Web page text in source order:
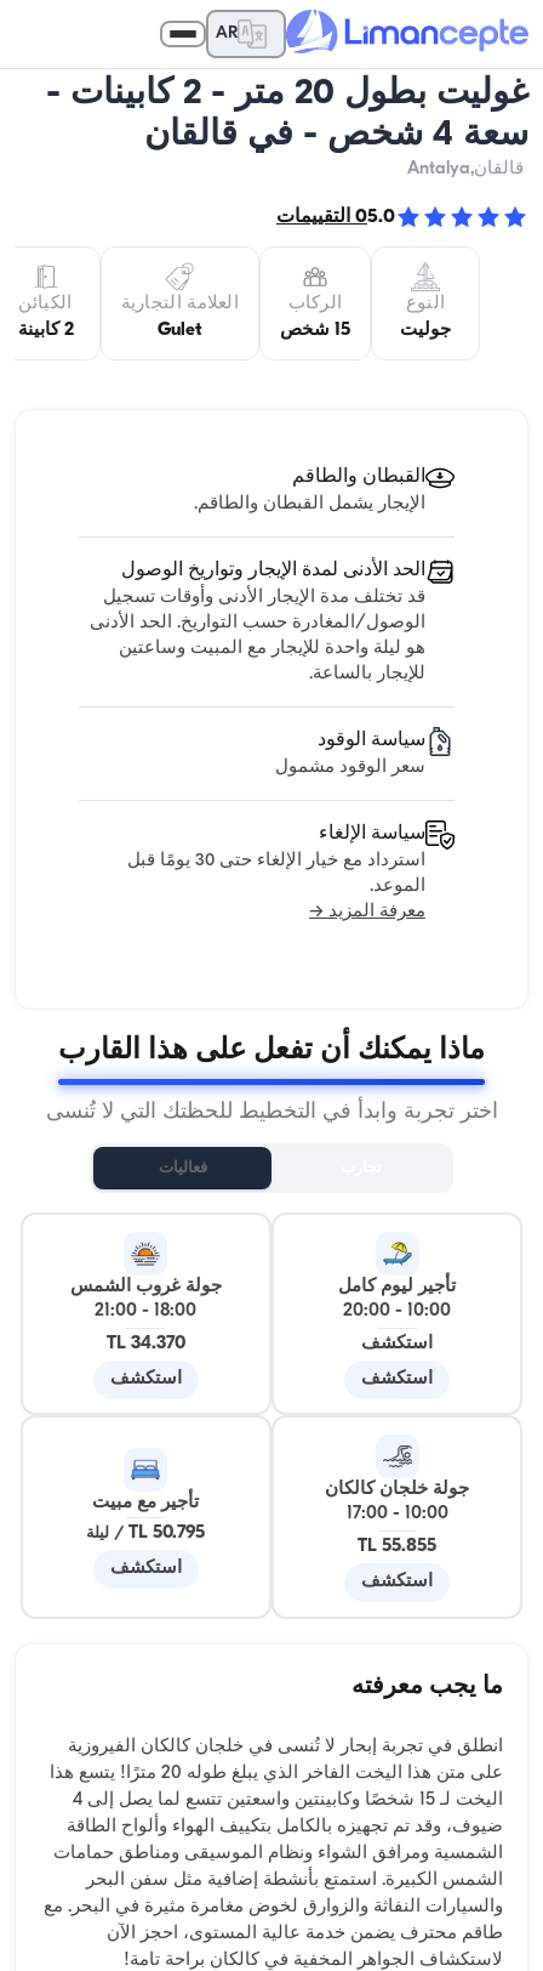
AR
غوليت بطول 20 متر - 2 كابينات -
سعة 4 شخص - في قالقان
قالقان,Antalya
5.0
0 التقييمات
النوع
جوليت
الركاب
15 شخص
العلامة التجارية
Gulet
الكبائن
2 كابينة
القبطان والطاقم
الإيجار يشمل القبطان والطاقم.
الحد الأدنى لمدة الإيجار وتواريخ الوصول
قد تختلف مدة الإيجار الأدنى وأوقات تسجيل
الوصول/المغادرة حسب التواريخ. الحد الأدنى
هو ليلة واحدة للإيجار مع المبيت وساعتين
للإيجار بالساعة.
سياسة الوقود
سعر الوقود مشمول
سياسة الإلغاء
استرداد مع خيار الإلغاء حتى 30 يومًا قبل
الموعد.
معرفة المزيد →
ماذا يمكنك أن تفعل على هذا القارب
اختر تجربة وابدأ في التخطيط للحظتك التي لا تُنسى
فعاليات
تأجير ليوم كامل
10:00
-
20:00
استكشف
استكشف
جولة غروب الشمس
18:00
-
21:00
34.370 TL
استكشف
جولة خلجان كالكان
10:00
-
17:00
55.855 TL
استكشف
تأجير مع مبيت
50.795 TL
/ ليلة
استكشف
ما يجب معرفته
انطلق في تجربة إبحار لا تُنسى في خلجان كالكان الفيروزية
على متن هذا اليخت الفاخر الذي يبلغ طوله 20 مترًا! يتسع هذا
اليخت لـ 15 شخصًا وكابينتين واسعتين تتسع لما يصل إلى 4
ضيوف، وقد تم تجهيزه بالكامل بتكييف الهواء وألواح الطاقة
الشمسية ومرافق الشواء ونظام الموسيقى ومناطق حمامات
الشمس الكبيرة. استمتع بأنشطة إضافية مثل سفن البحر
والسيارات النفاثة والزوارق لخوض مغامرة مثيرة في البحر. مع
طاقم محترف يضمن خدمة عالية المستوى، احجز الآن
لاستكشاف الجواهر المخفية في كالكان براحة تامة!